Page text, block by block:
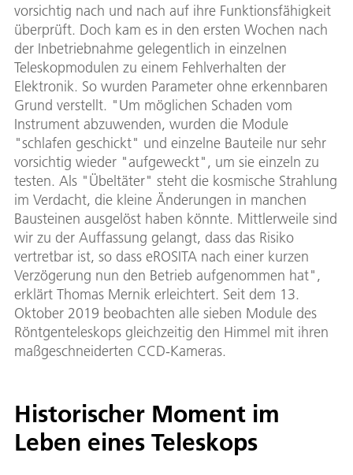
vorsichtig nach und nach auf ihre Funktionsfähigkeit
überprüft. Doch kam es in den ersten Wochen nach
der Inbetriebnahme gelegentlich in einzelnen
Teleskopmodulen zu einem Fehlverhalten der
Elektronik. So wurden Parameter ohne erkennbaren
Grund verstellt. "Um möglichen Schaden vom
Instrument abzuwenden, wurden die Module
"schlafen geschickt" und einzelne Bauteile nur sehr
vorsichtig wieder "aufgeweckt", um sie einzeln zu
testen. Als "Übeltäter" steht die kosmische Strahlung
im Verdacht, die kleine Änderungen in manchen
Bausteinen ausgelöst haben könnte. Mittlerweile sind
wir zu der Auffassung gelangt, dass das Risiko
vertretbar ist, so dass eROSITA nach einer kurzen
Verzögerung nun den Betrieb aufgenommen hat",
erklärt Thomas Mernik erleichtert. Seit dem 13.
Oktober 2019 beobachten alle sieben Module des
Röntgenteleskops gleichzeitig den Himmel mit ihren
maßgeschneiderten CCD-Kameras.
Historischer Moment im
Leben eines Teleskops